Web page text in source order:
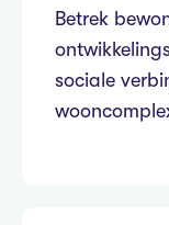
Betrek
sociale